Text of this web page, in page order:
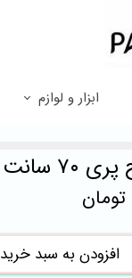
ابزار و لوازم
کرم
افزودن به سبد خرید